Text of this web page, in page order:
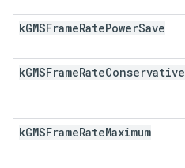
kGMSFrameRatePowerSave
kGMSFrameRateConservative
kGMSFrameRateMaximum